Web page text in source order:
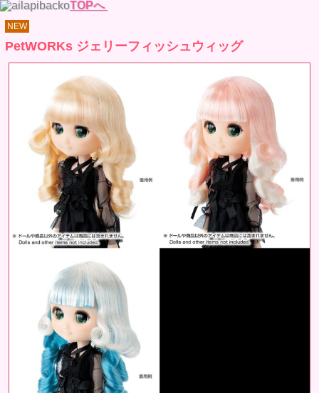
TOPへ
NEW
PetWORKs ジェリーフィッシュウィッグ